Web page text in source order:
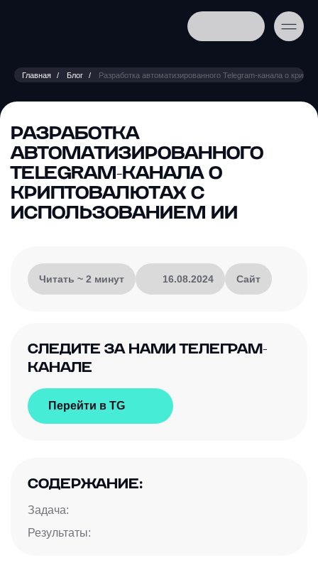
Главная Блог Разработка автоматизированного Telegram-канала о
РАЗРАБОТКА
АВТОМАТИЗИРОВАННОГО
TELEGRAM-КАНАЛА О
КРИПТОВАЛЮТАХ С
ИСПОЛЬЗОВАНИЕМ ИИ
Читать ~ 2 минут 16.08.2024 Сайт
СЛЕДИТЕ ЗА НАМИ ТЕЛЕГРАМ-
КАНАЛЕ
Перейти в TG
СОДЕРЖАНИЕ:
Задача:
Результаты: